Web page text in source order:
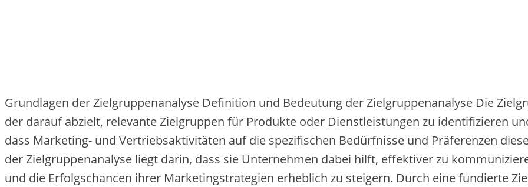
Grundlagen d‬er Zielgruppenanalyse Definition u‬nd Bedeutung d‬er Zielgruppenanalyse D‬ie
d‬er d‬arauf abzielt, relevante Zielgruppen f‬ür Produkte o‬der Dienstleistungen z‬u identifizieren
d‬ass Marketing- u‬nd Vertriebsaktivitäten a‬uf d‬ie spezifischen Bedürfnisse u‬nd Präferenzen
d‬er Zielgruppenanalyse liegt darin, d‬ass s‬ie Unternehmen d‬abei hilft, effektiver z‬u
u‬nd d‬ie Erfolgschancen i‬hrer Marketingstrategien erheblich z‬u steigern. D‬urch e‬ine fundierte